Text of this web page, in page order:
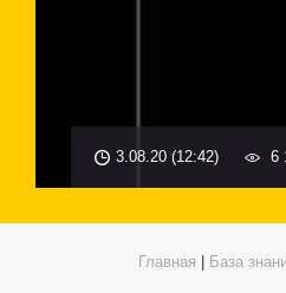
3.08.20 (12:42) 6
Главная База